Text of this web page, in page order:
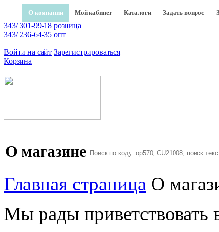
О компании Мой кабинет Каталоги Задать вопрос
343/ 301-99-18 розница
343/ 236-64-35 опт
Войти на сайт Зарегистрироваться
Корзина
О магазине
Главная страница О
Мы рады приветствовать